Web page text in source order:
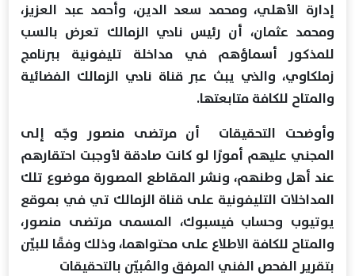
إدارة الأهلي، ومحمد سعد الدين، وأحمد عبد العزيز،
ومحمد عثمان، أن رئيس نادي الزمالك تعرض بالسب
للمذكور أسماؤهم في مداخلة تليفونية ببرنامج
زملكاوي، والذي يبث عبر قناة نادي الزمالك الفضائية
والمتاح للكافة متابعتها.
وأوضحت التحقيقات أن مرتضى منصور وجّه إلى
المجني عليهم أمورًا لو كانت صادقة لأوجبت احتقارهم
عند أهل وطنهم، ونشر المقاطع المصورة موضوع تلك
المداخلات التليفونية على قناة الزمالك تي في بموقع
يوتيوب وحساب فيسبوك، المسمى مرتضى منصور،
والمتاح للكافة الاطلاع على محتواهما، وذلك وفقًا للبيِّن
بتقرير الفحص الفني المرفق والمُبيّن بالتحقيقات